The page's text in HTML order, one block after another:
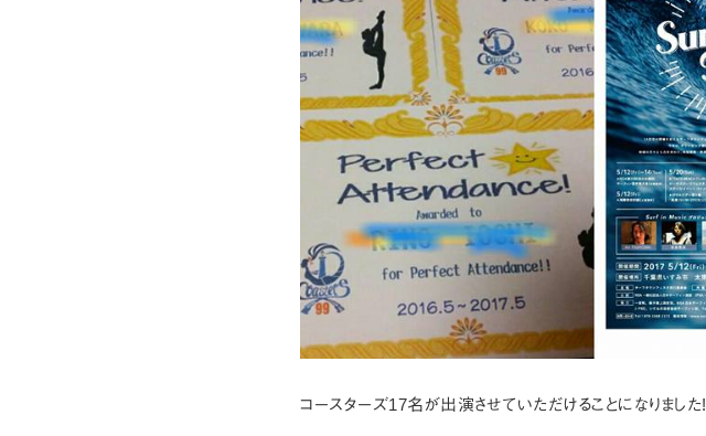
コースターズ17名が出演させていただけることになりました!